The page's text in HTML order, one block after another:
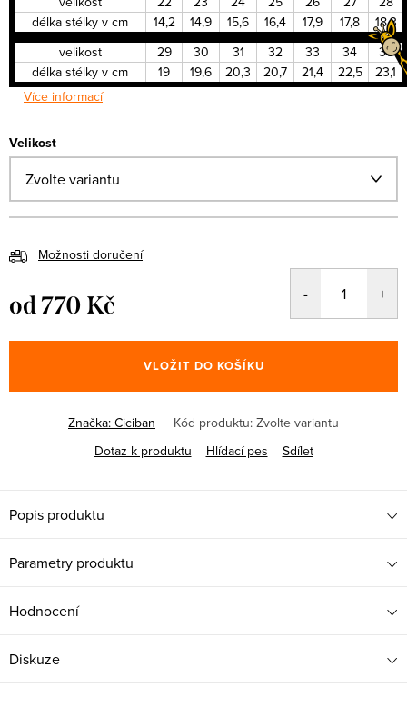
délka stélky v cm
14,2 14,9 15,6 16,4 17,9 17,8
18,3
velikost
29 30 31 32 33 34
35
délka stélky v cm
19 19,6 20,3 20,7 21,4 22,5
23,1
Více informací
Velikost
Možnosti doručení
od770 Kč
cena:
VLOŽIT DO KOŠÍKU
Značka: Ciciban Kód produktu: Zvolte variantu
Dotaz k produktu
Hlídací pes Sdílet
Popis produktu
Parametry produktu
Hodnocení
Diskuze